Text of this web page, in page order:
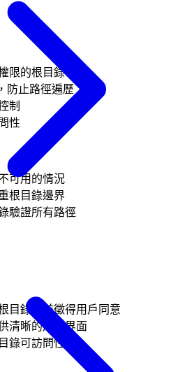
限的根目錄
防止路徑遍歷
制
性
可用的情況
根目錄邊界
驗證所有路徑
目錄之前徵得用戶同意
清晰的用戶界面
錄可訪問性